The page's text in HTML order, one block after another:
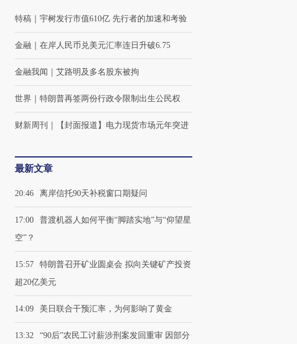
特稿 宇树发行市值610亿 先行者的加速和考验
金融 在岸人民币兑美元汇率连日升破6.75
金融我闻 艾路明及多名股东被拘
世界 特朗普再签两份行政令限制出生公民权
财新周刊 【封面报道】电力现货市场元年突进
最新文章
20:46 离岸信托90天补税窗口期疑问
17:00
普渡机器人如何平衡“脚踏实地”与“仰望星
空”？
15:57
特朗普召开矿业圆桌会 拟向关键矿产投资
超20亿美元
14:09 美日联合干预汇率，为何影响了黄金
13:32
“90后”农民工讨薪涉刑案发回重审 因部分